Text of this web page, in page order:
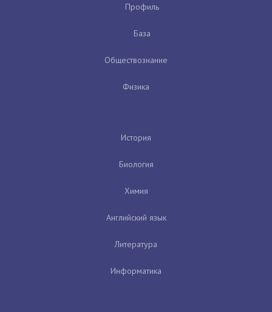
Профиль
База
Обществознание
Физика
История
Биология
Химия
Английский язык
Литература
Информатика